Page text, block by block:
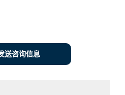
送咨询信息